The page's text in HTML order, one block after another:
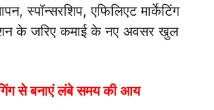
स्पॉन्सरशिप, एफिलिएट मार्केटिंग
के जरिए कमाई के नए अवसर खुल
से बनाएं लंबे समय की आय